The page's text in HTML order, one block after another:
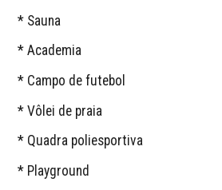
* Sauna
* Academia
* Campo de futebol
* Vôlei de praia
* Quadra poliesportiva
* Playground